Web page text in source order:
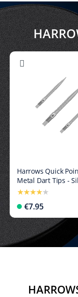
Harrows Quick
Metal Dart Tips -
€7.95